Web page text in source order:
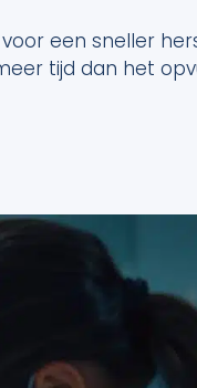
een sneller
tijd dan het